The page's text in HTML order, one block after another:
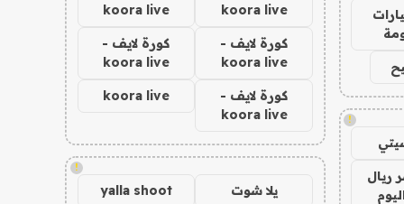
!
ريال
koora live
koora live
كورة لايف -
koora live
كورة لايف -
koora live
كورة لايف -
koora live
koora live
!
يلا شوت yalla shoot